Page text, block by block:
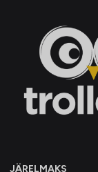
JÄRELMAKS